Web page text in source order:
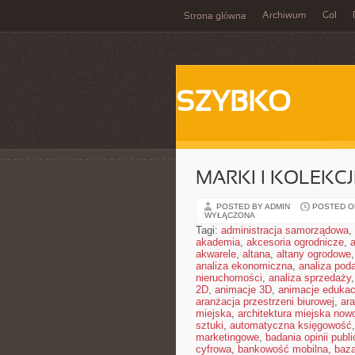
Strona główna Archiwum Gol
SZYBKO
MARKI I
POSTED BY ADMIN POSTED
WYŁĄCZONA
Tagi: administracja samorządowa,
akademia, akcesoria ogrodnicze,
akwarele, altana, altany ogrodowe,
analiza ekonomiczna, analiza
nieruchomości, analiza sprzedaży,
2D, animacje 3D, animacje
aranżacja przestrzeni biurowej,
miejska, architektura miejska
sztuki, automatyczna księgowość,
marketingowe, badania opinii
cyfrowa, bankowość mobilna,